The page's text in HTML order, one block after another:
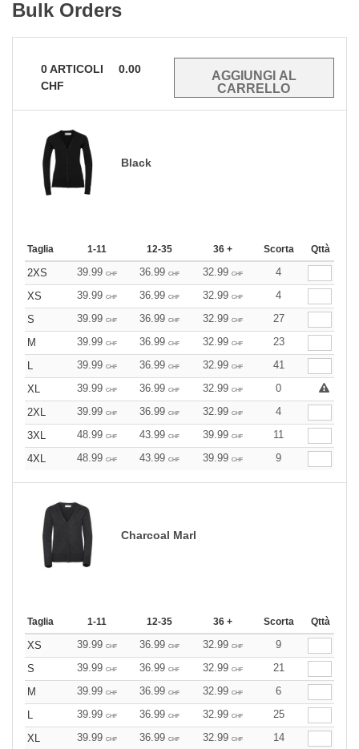
Bulk Orders
0ARTICOLI
0.00
CHF
Black
Taglia 1-11 12-35 36 + Scorta Qttà
2XS 39.99 CHF 36.99 CHF 32.99 CHF
4
XS
39.99 CHF 36.99 CHF 32.99 CHF
4
S
39.99 CHF 36.99 CHF 32.99 CHF
27
M
39.99 CHF 36.99 CHF 32.99 CHF
23
L
39.99 CHF 36.99 CHF 32.99 CHF
41
XL
39.99 CHF 36.99 CHF 32.99 CHF
0
2XL
39.99 CHF 36.99 CHF 32.99 CHF
4
3XL
48.99 CHF 43.99 CHF 39.99 CHF
11
4XL
48.99 CHF 43.99 CHF 39.99 CHF 9
Charcoal Marl
Taglia 1-11 12-35 36 + Scorta Qttà
XS 39.99 CHF 36.99 CHF 32.99 CHF
9
S
39.99 CHF 36.99 CHF 32.99 CHF
21
M
39.99 CHF 36.99 CHF 32.99 CHF
6
L
39.99 CHF 36.99 CHF 32.99 CHF
25
XL
39.99 CHF 36.99 CHF 32.99 CHF
14